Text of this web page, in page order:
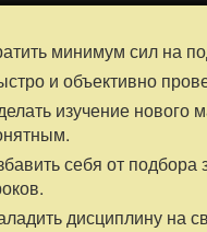
минимум сил на
и объективно
изучение нового
себя от подбора
дисциплину на